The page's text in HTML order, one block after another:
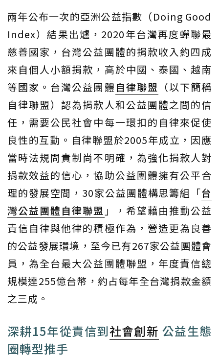
兩年公布一次的亞洲公益指數（Doing Good
Index）結果出爐，2020年台灣再度蟬聯最
慈善國家，台灣公益團體的捐款收入約四成
來自個人小額捐款，高於中國、泰國、越南
等國家。台灣公益團體 自律聯盟 （以下簡稱
自律聯盟）認為捐款人和公益團體之間的信
任，需要公民社會中每一環扣的自律來促使
良性的互動。自律聯盟於2005年成立，因應
當時法規問責制尚不明確，為強化捐款人對
捐款效益的信心，協助公益團體擁有公平合
理的發展空間，30家公益團體構思籌組「台
灣公益團體自律聯盟 」，希望藉由推動公益
責信自律與他律的積極作為，營造更為良善
的公益發展環境，至今已有267家公益團體會
員，為全台最大公益團體聯盟，年度責信總
規模達255億台幣，約占每年全台灣捐款金額
之三成。
深耕15年從責信到社會創新 公益生態
圈轉型推手